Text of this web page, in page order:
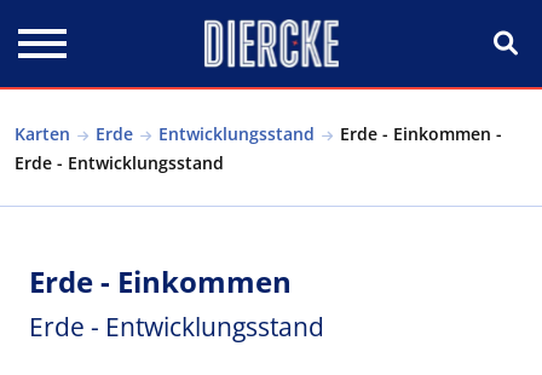
Karten Erde Entwicklungsstand
Erde - Einkommen -
Erde - Entwicklungsstand
Erde - Einkommen
Erde - Entwicklungsstand